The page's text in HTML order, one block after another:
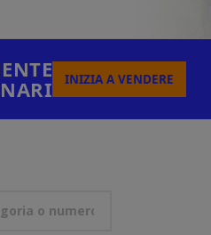
INIZIA A VENDERE